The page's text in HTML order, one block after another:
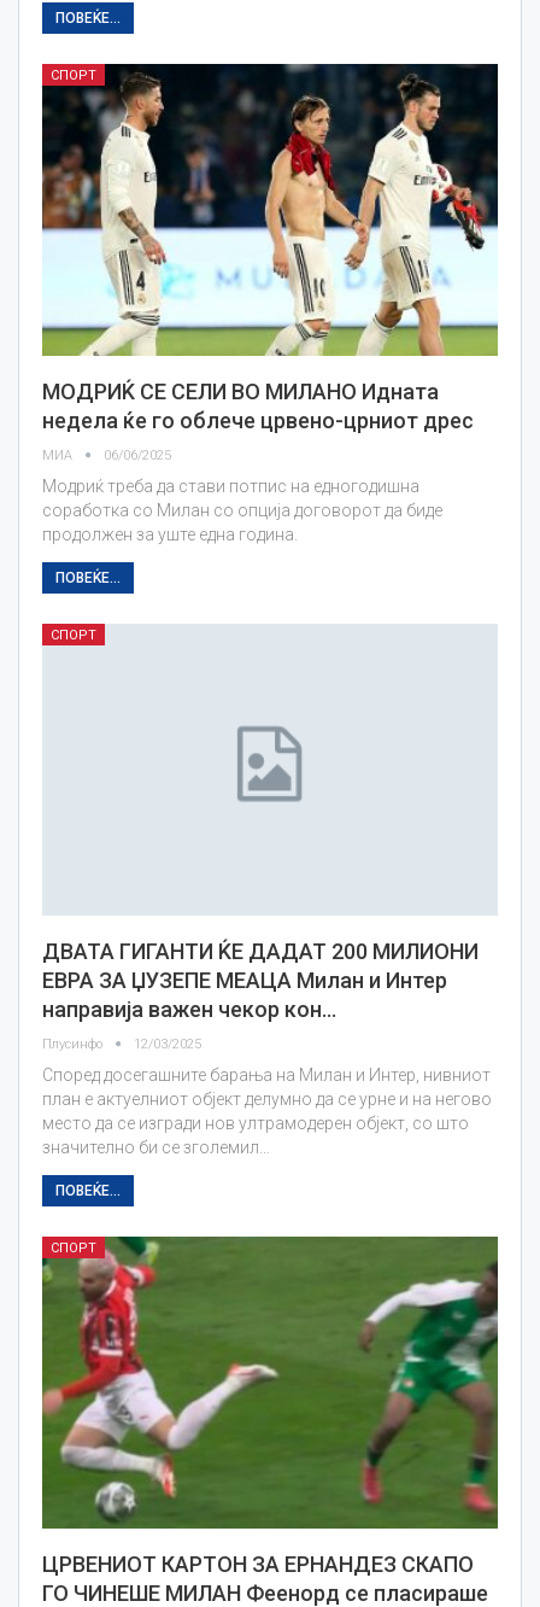
ПОВЕЌЕ...
СПОРТ
МОДРИЌ СЕ СЕЛИ ВО МИЛАНО Идната
недела ќе го облече црвено-црниот дрес
МИА 06/06/2025
Модриќ треба да стави потпис на едногодишна
соработка со Милан со опција договорот да биде
продолжен за уште една година.
ПОВЕЌЕ...
СПОРТ
ДВАТА ГИГАНТИ ЌЕ ДАДАТ 200 МИЛИОНИ
ЕВРА ЗА ЏУЗЕПЕ МЕАЦА Милан и Интер
направија важен чекор кон…
Плусинфо 12/03/2025
Според досегашните барања на Милан и Интер, нивниот
план е актуелниот објект делумно да се урне и на негово
место да се изгради нов ултрамодерен објект, со што
значително би се зголемил…
ПОВЕЌЕ...
СПОРТ
ЦРВЕНИОТ КАРТОН ЗА ЕРНАНДЕЗ СКАПО
ГО ЧИНЕШЕ МИЛАН Феенорд се пласираше